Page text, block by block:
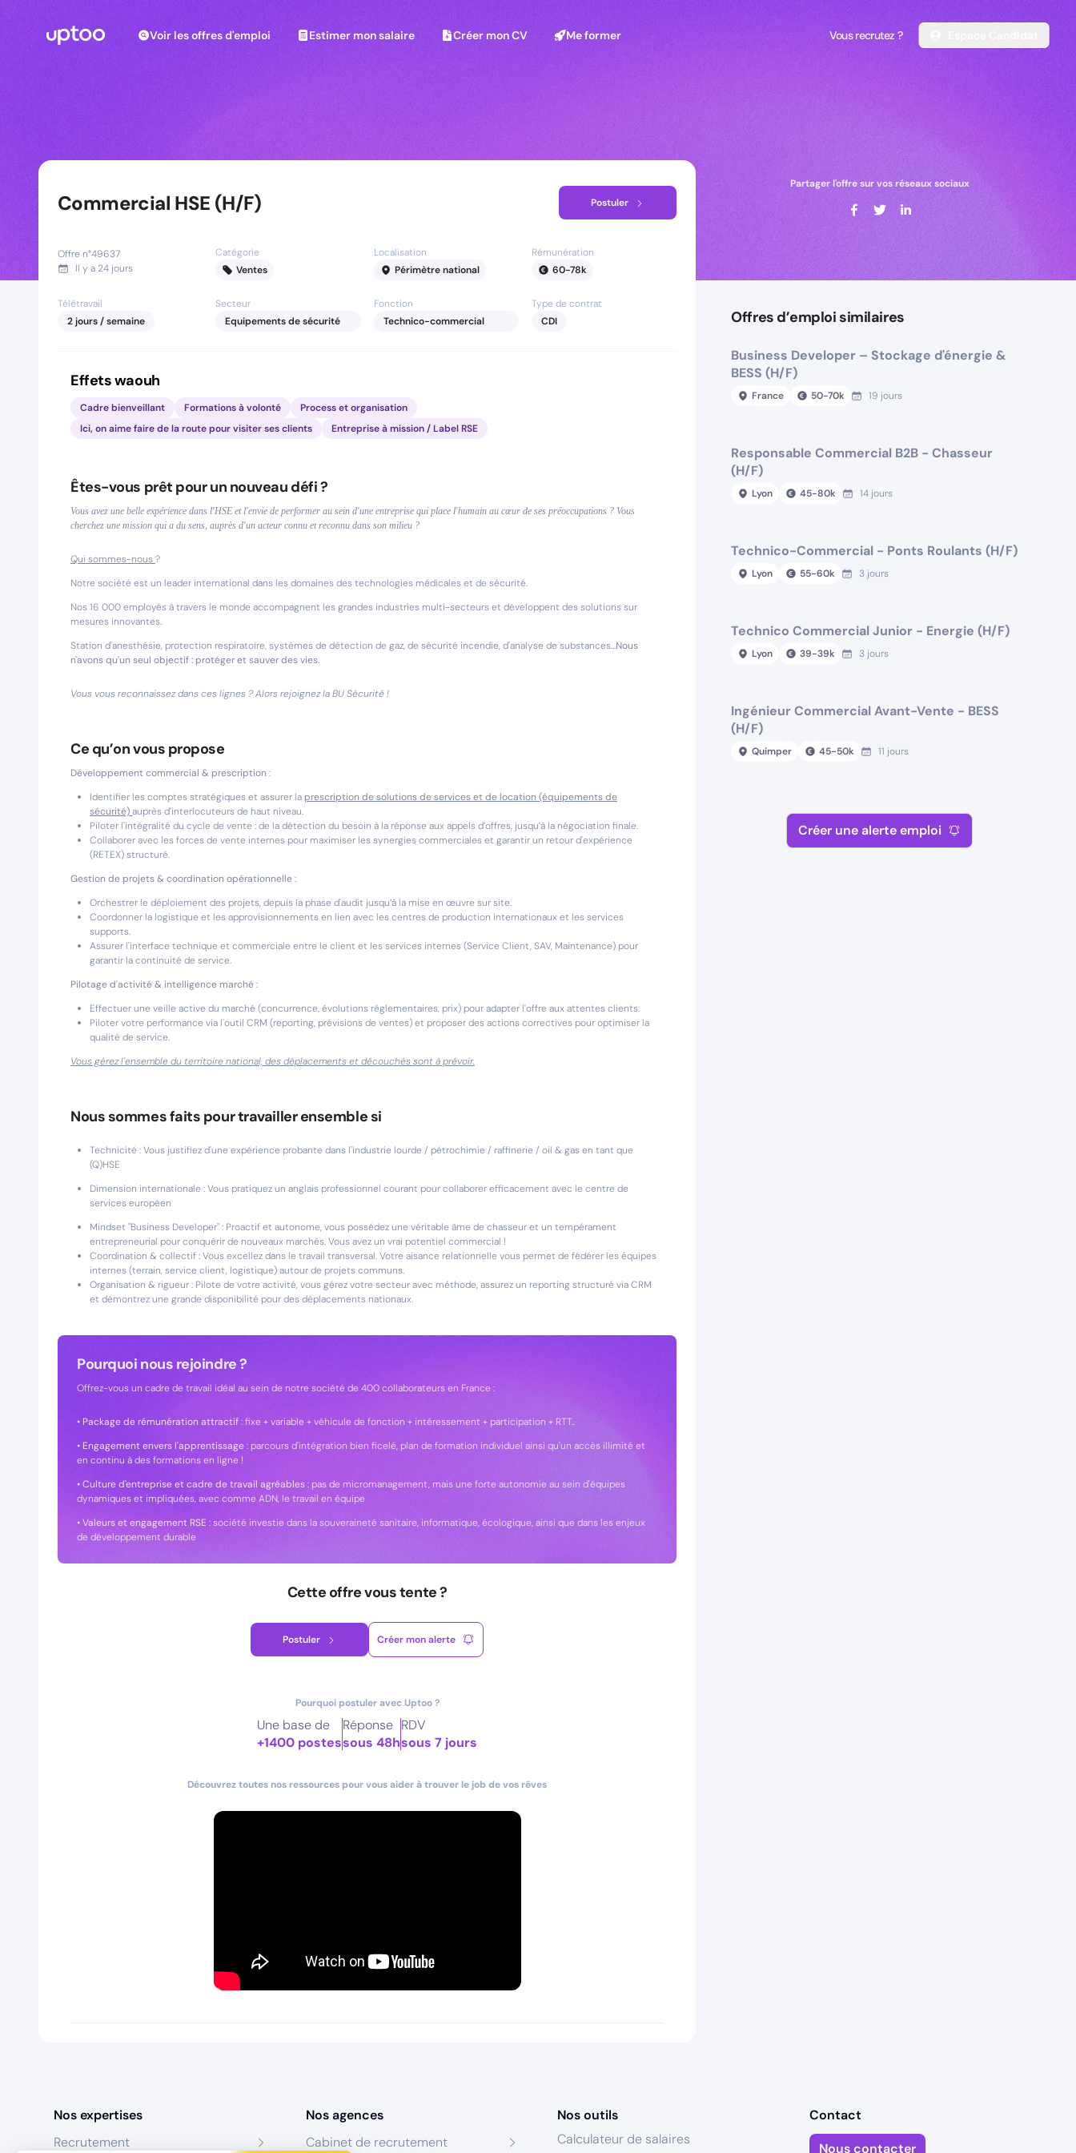
Voir les offres d'emploi Estimer mon salaire Créer mon CV Me former Vous recrutez ?
Voir les offres d'emploi Estimer mon salaire Créer mon CV Me former Vous recrutez ?
Commercial HSE (H/F) Postuler
Offre n°49637
Il y a 24 jours
Catégorie
Ventes
Localisation
Périmètre national
Rémunération
60-78k
Télétravail
2jours/ semaine
Secteur
Equipements de sécurité
Fonction
Technico-commercial
Type de contrat
CDI
Effets waouh
Cadre bienveillant Formations à volonté
Process et organisation
Ici, on aime faire de la route pour visiter ses clients
Entreprise à mission / Label RSE
Êtes-vous prêt pour un nouveau défi ?
Vous avez une belle expérience dans l'HSE et l'envie de performer au sein d'une entreprise qui place l'humain au cœur de ses préoccupations ? Vous
cherchez une mission qui a du sens, auprès d'un acteur connu et reconnu dans son milieu ?
Qui sommes-nous?
Notre société est un leader international dans les domaines des technologies médicales et de sécurité.
Nos 16 000 employés à travers le monde accompagnent les grandes industries multi-secteurs et développent des solutions sur
mesures innovantes.
Station d'anesthésie, protection respiratoire, systèmes de détection de gaz, de sécurité incendie, d'analyse de substances...Nous
n'avons qu'un seul objectif : protéger et sauver des vies.
Vous vous reconnaissez dans ces lignes ? Alors rejoignez la BU Sécurité !
Ce qu’on vous propose
Développement commercial & prescription :
Identifier les comptes stratégiques et assurer la prescription de solutions de services et de location (équipements de
sécurité)auprès d'interlocuteurs de haut niveau.
Piloter l'intégralité du cycle de vente : de la détection du besoin à la réponse aux appels d’offres, jusqu’à la négociation finale.
Collaborer avec les forces de vente internes pour maximiser les synergies commerciales et garantir un retour d'expérience
(RETEX) structuré.
Gestion de projets & coordination opérationnelle :
Orchestrer le déploiement des projets, depuis la phase d'audit jusqu’à la mise en œuvre sur site.
Coordonner la logistique et les approvisionnements en lien avec les centres de production internationaux et les services
supports.
Assurer l'interface technique et commerciale entre le client et les services internes (Service Client, SAV, Maintenance) pour
garantir la continuité de service.
Pilotage d'activité & intelligence marché :
Effectuer une veille active du marché (concurrence, évolutions réglementaires, prix) pour adapter l'offre aux attentes clients.
Piloter votre performance via l'outil CRM (reporting, prévisions de ventes) et proposer des actions correctives pour optimiser la
qualité de service.
Vous gérez l'ensemble du territoire national, des déplacements et découchés sont à prévoir.
Nous sommes faits pour travailler ensemble si
Technicité : Vous justifiez d'une expérience probante dans l'industrie lourde / pétrochimie / raffinerie / oil & gas en tant que
(Q)HSE
Dimension internationale : Vous pratiquez un anglais professionnel courant pour collaborer efficacement avec le centre de
services européen
Mindset "Business Developer" : Proactif et autonome, vous possédez une véritable âme de chasseur et un tempérament
entrepreneurial pour conquérir de nouveaux marchés. Vous avez un vrai potentiel commercial !
Coordination & collectif : Vous excellez dans le travail transversal. Votre aisance relationnelle vous permet de fédérer les équipes
internes (terrain, service client, logistique) autour de projets communs.
Organisation & rigueur : Pilote de votre activité, vous gérez votre secteur avec méthode, assurez un reporting structuré via CRM
et démontrez une grande disponibilité pour des déplacements nationaux.
Pourquoi nous rejoindre ?
Offrez-vous un cadre de travail idéal au sein de notre société de 400 collaborateurs en France :
• Package de rémunération attractif: fixe + variable + véhicule de fonction + intéressement + participation + RTT..
• Engagement envers l'apprentissage: parcours d'intégration bien ficelé, plan de formation individuel ainsi qu'un accès illimité et
en continu à des formations en ligne !
•Culture d'entreprise et cadre de travail agréables: pas de micromanagement, mais une forte autonomie au sein d'équipes
dynamiques et impliquées, avec comme ADN, le travail en équipe
• Valeurs et engagement RSE : société investie dans la souveraineté sanitaire, informatique, écologique, ainsi que dans les enjeux
de développement durable
Cette offre vous tente ?
Postuler Créer mon alerte
Pourquoi postuler avec Uptoo ?
Une base de
+1400 postes
Réponse
sous 48h
RDV
sous 7 jours
Découvrez toutes nos ressources pour vous aider à trouver le job de vos rêves
Partager l'offre sur vos réseaux sociaux
Offres d’emploi similaires
Business Developer – Stockage d'énergie &
BESS (H/F)
France 50-70k 19 jours
Responsable Commercial B2B - Chasseur
(H/F)
Lyon 45-80k 14 jours
Technico-Commercial - Ponts Roulants (H/F)
Lyon 55-60k 3 jours
Technico Commercial Junior - Energie (H/F)
Lyon 39-39k 3 jours
Ingénieur Commercial Avant-Vente - BESS
(H/F)
Quimper 45-50k 11 jours
Créer une alerte emploi
Nos expertises
Recrutement
Nos agences
Cabinet de recrutement
Nos outils
Calculateur de salaires
Contact
Nous contacter